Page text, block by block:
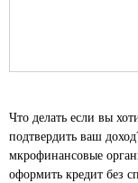
Что делать если вы
подтвердить ваш
мкрофинансовые
оформить кредит без